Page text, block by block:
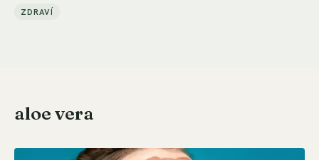
ZDRAVÍ
aloe vera